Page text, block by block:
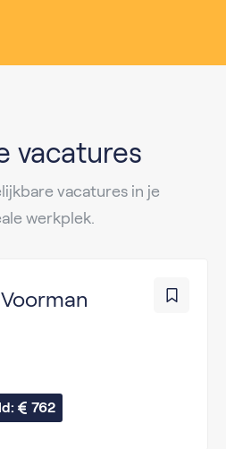
vacatures
vacatures in je
werkplek.
762